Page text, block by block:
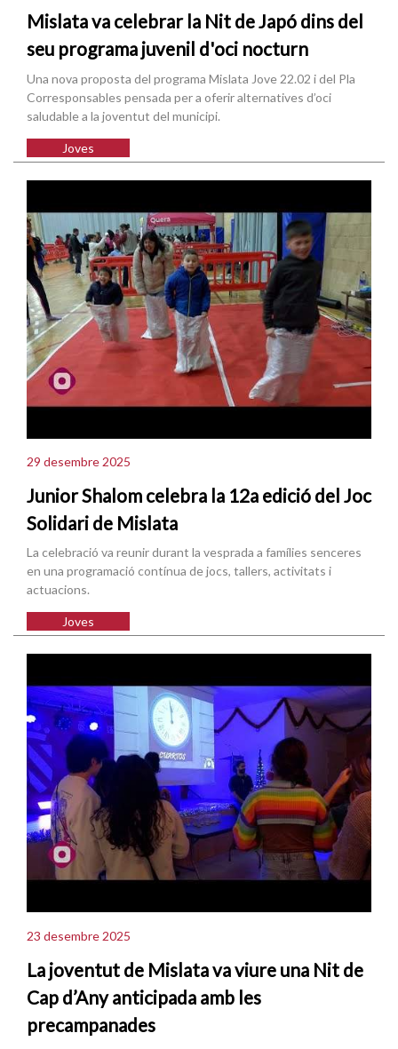
Mislata va celebrar la Nit de Japó dins del
seu programa juvenil d'oci nocturn
Una nova proposta del programa Mislata Jove 22.02 i del Pla
Corresponsables pensada per a oferir alternatives d’oci
saludable a la joventut del municipi.
Joves
29 desembre 2025
Junior Shalom celebra la 12a edició del Joc
Solidari de Mislata
La celebració va reunir durant la vesprada a famílies senceres
en una programació contínua de jocs, tallers, activitats i
actuacions.
Joves
23 desembre 2025
La joventut de Mislata va viure una Nit de
Cap d’Any anticipada amb les
precampanades